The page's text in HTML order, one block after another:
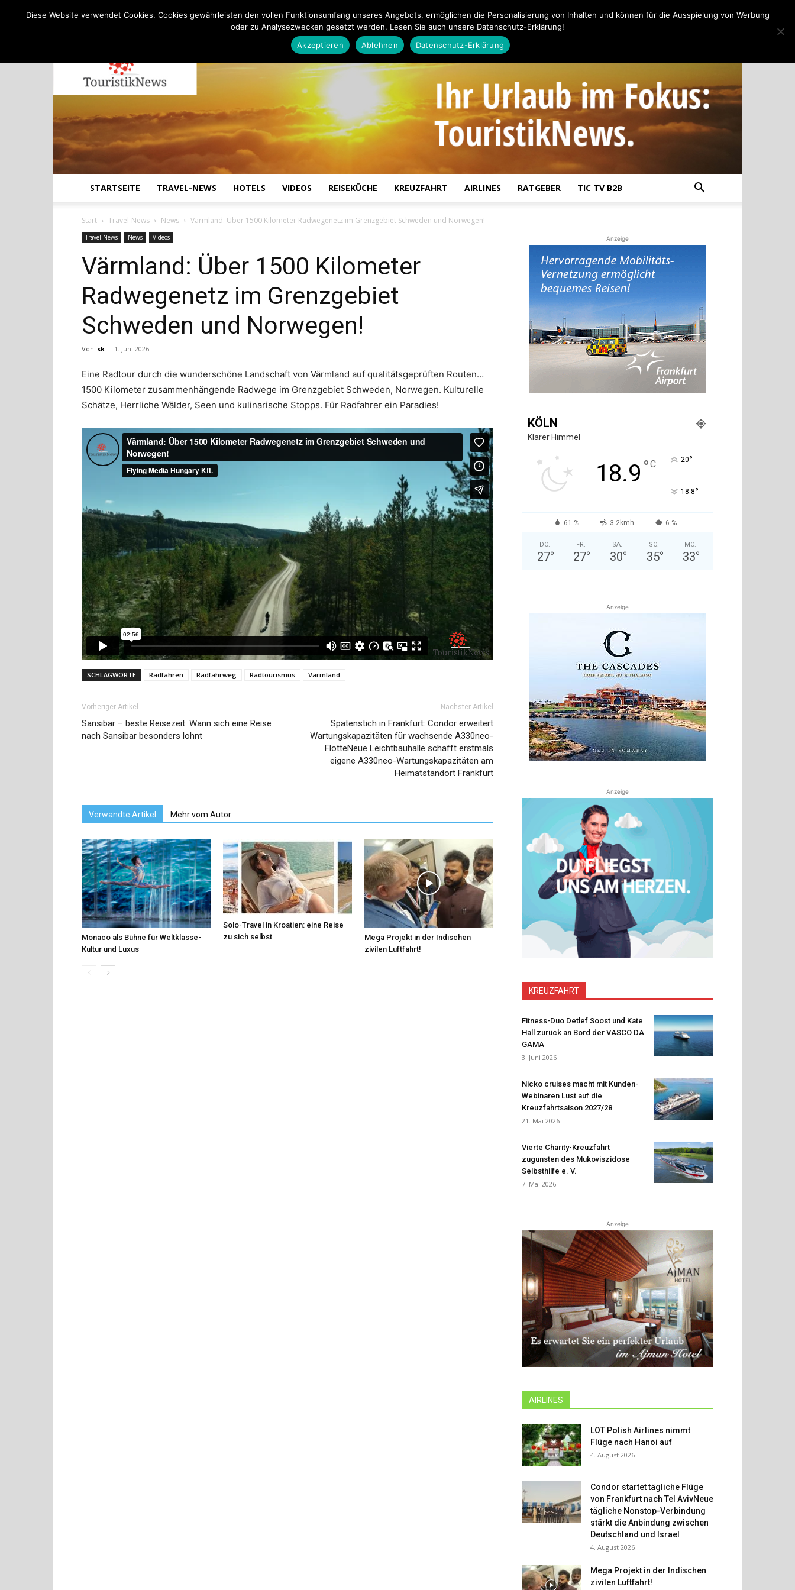
und
Reiseempfehlungen.
STARTSEITE TRAVEL-NEWS HOTELS VIDEOS REISEKÜCHE KREUZFAHRT AIRLINES RATGEBER TIC TV B2B
Start Travel-News News Värmland: Über 1500 Kilometer Radwegenetz im Grenzgebiet Schweden und Norwegen!
Travel-News News Videos
Värmland: Über 1500 Kilometer
Radwegenetz im Grenzgebiet
Schweden und Norwegen!
Von sk - 1. Juni 2026
Eine Radtour durch die wunderschöne Landschaft von Värmland auf qualitätsgeprüften Routen…
1500 Kilometer zusammenhängende Radwege im Grenzgebiet Schweden, Norwegen. Kulturelle
Schätze, Herrliche Wälder, Seen und kulinarische Stopps. Für Radfahrer ein Paradies!
SCHLAGWORTE Radfahren Radfahrweg Radtourismus Värmland
Vorheriger Artikel
Sansibar – beste Reisezeit: Wann sich eine Reise
nach Sansibar besonders lohnt
Nächster Artikel
Spatenstich in Frankfurt: Condor erweitert
Wartungskapazitäten für wachsende A330neo-
FlotteNeue Leichtbauhalle schafft erstmals
eigene A330neo-Wartungskapazitäten am
Heimatstandort Frankfurt
Verwandte Artikel Mehr vom Autor
Monaco als Bühne für Weltklasse-
Kultur und Luxus
Solo-Travel in Kroatien: eine Reise
zu sich selbst
Mega Projekt in der Indischen
zivilen Luftfahrt!
Anzeige
KÖLN
Klarer Himmel
18.9 °C 20°
18.8°
61 % 3.2kmh 6 %
DO.
27°
FR.
27°
SA.
30°
SO.
35°
MO.
33°
Anzeige
Anzeige
KREUZFAHRT
Fitness-Duo Detlef Soost und Kate
Hall zurück an Bord der VASCO DA
GAMA
3. Juni 2026
Nicko cruises macht mit Kunden-
Webinaren Lust auf die
Kreuzfahrtsaison 2027/28
21. Mai 2026
Vierte Charity-Kreuzfahrt
zugunsten des Mukoviszidose
Selbsthilfe e. V.
7. Mai 2026
Anzeige
AIRLINES
LOT Polish Airlines nimmt
Flüge nach Hanoi auf
4. August 2026
Condor startet tägliche Flüge
von Frankfurt nach Tel AvivNeue
tägliche Nonstop-Verbindung
stärkt die Anbindung zwischen
Deutschland und Israel
4. August 2026
Mega Projekt in der Indischen
zivilen Luftfahrt!
Diese Website verwendet Cookies. Cookies gewährleisten den vollen Funktionsumfang unseres Angebots, ermöglichen die Personalisierung von Inhalten und können für die Ausspielung von Werbung
oder zu Analysezwecken gesetzt werden. Lesen Sie auch unsere Datenschutz-Erklärung!
Akzeptieren
Ablehnen Datenschutz-Erklärung